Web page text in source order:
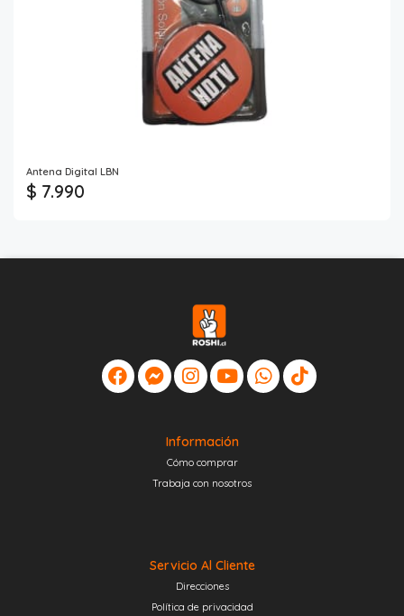
Antena Digital LBN
$ 7.990
Información
Cómo comprar
Trabaja con nosotros
Servicio Al Cliente
Direcciones
Política de privacidad